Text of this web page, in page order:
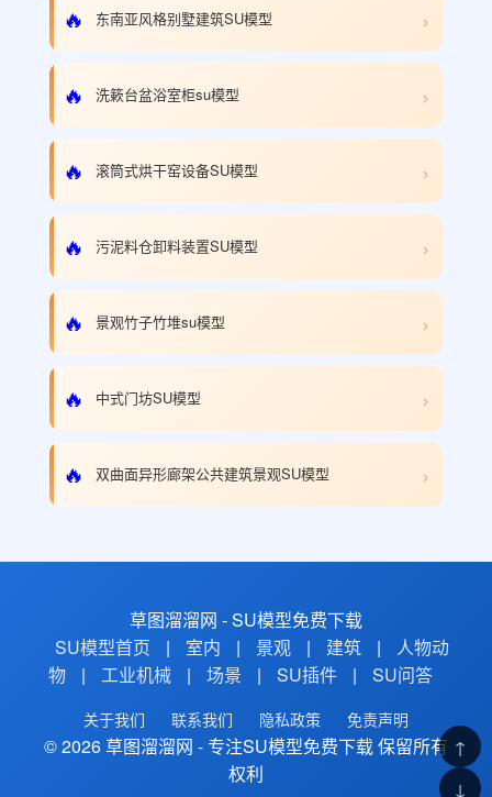
🔥 东南亚风格别墅建筑SU模型 ›
🔥 洗簌台盆浴室柜su模型 ›
🔥 滚筒式烘干窑设备SU模型 ›
🔥 污泥料仓卸料装置SU模型 ›
🔥 景观竹子竹堆su模型 ›
🔥 中式门坊SU模型 ›
🔥 双曲面异形廊架公共建筑景观SU模型 ›
草图溜溜网 - SU模型免费下载
SU模型首页
| 室内 | 景观 | 建筑 |
人物动
物
| 工业机械 | 场景 | SU插件 | SU问答
关于我们 联系我们 隐私政策 免责声明
© 2026 草图溜溜网 - 专注SU模型免费下载 保留所有
权利
↑
↓